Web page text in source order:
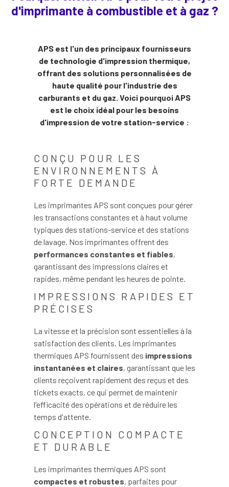
d'imprimante à combustible et à gaz ?
APS est l'un des principaux fournisseurs
de technologie d'impression thermique,
offrant des solutions personnalisées de
haute qualité pour l'industrie des
carburants et du gaz. Voici pourquoi APS
est le choix idéal pour les besoins
d'impression de votre station-service :
CONÇU POUR LES
ENVIRONNEMENTS À
FORTE DEMANDE
Les imprimantes APS sont conçues pour gérer
les transactions constantes et à haut volume
typiques des stations-service et des stations
de lavage. Nos imprimantes offrent des
performances constantes et fiables,
garantissant des impressions claires et
rapides, même pendant les heures de pointe.
IMPRESSIONS RAPIDES ET
PRÉCISES
La vitesse et la précision sont essentielles à la
satisfaction des clients. Les imprimantes
thermiques APS fournissent des impressions
instantanées et claires, garantissant que les
clients reçoivent rapidement des reçus et des
tickets exacts, ce qui permet de maintenir
l'efficacité des opérations et de réduire les
temps d'attente.
CONCEPTION COMPACTE
ET DURABLE
Les imprimantes thermiques APS sont
compactes et robustes, parfaites pour